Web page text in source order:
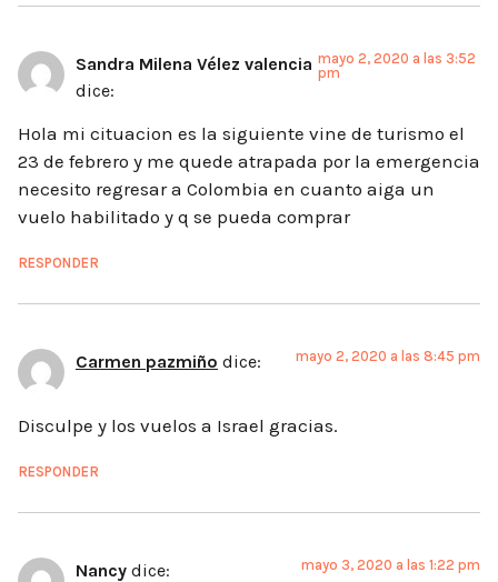
Sandra Milena Vélez valencia
dice:
mayo 2, 2020 a las 3:52
pm
Hola mi cituacion es la siguiente vine de turismo el
23 de febrero y me quede atrapada por la emergencia
necesito regresar a Colombia en cuanto aiga un
vuelo habilitado y q se pueda comprar
RESPONDER
Carmen pazmiño dice: mayo 2, 2020 a las 8:45 pm
Disculpe y los vuelos a Israel gracias.
RESPONDER
Nancy dice: mayo 3, 2020 a las 1:22 pm